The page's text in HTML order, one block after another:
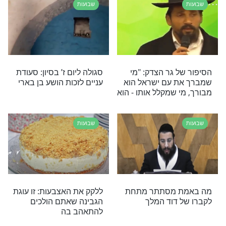
בישועה בחג
שבועות
ישועה גדולה בר"ח סיון
שבועות